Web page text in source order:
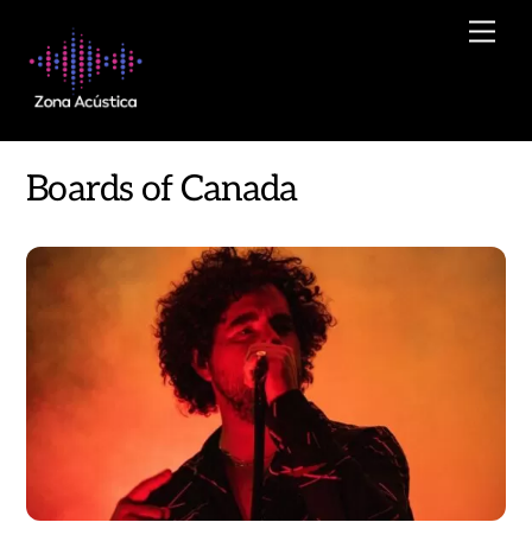
content
Boards of Canada